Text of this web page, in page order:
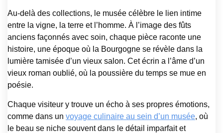
Au-delà des collections, le musée célèbre le lien intime
entre la vigne, la terre et l’homme. À l’image des fûts
anciens façonnés avec soin, chaque pièce raconte une
histoire, une époque où la Bourgogne se révèle dans la
lumière tamisée d’un vieux salon. Cet écrin a l’âme d’un
vieux roman oublié, où la poussière du temps se mue en
poésie.
Chaque visiteur y trouve un écho à ses propres émotions,
comme dans un voyage culinaire au sein d’un musée, où
le beau se niche souvent dans le détail imparfait et